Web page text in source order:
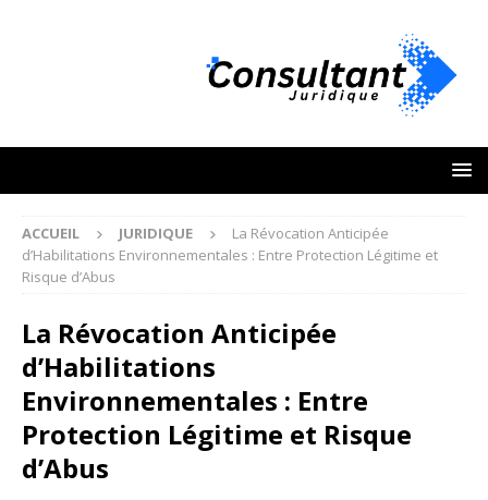
ACCUEIL JURIDIQUE
La Révocation Anticipée
d’Habilitations Environnementales : Entre Protection Légitime et
Risque d’Abus
La Révocation Anticipée
d’Habilitations
Environnementales : Entre
Protection Légitime et Risque
d’Abus